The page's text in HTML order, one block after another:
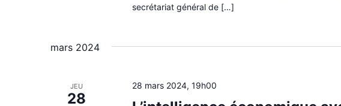
secrétariat général de […]
mars 2024
JEU
28
28 mars 2024, 19h00